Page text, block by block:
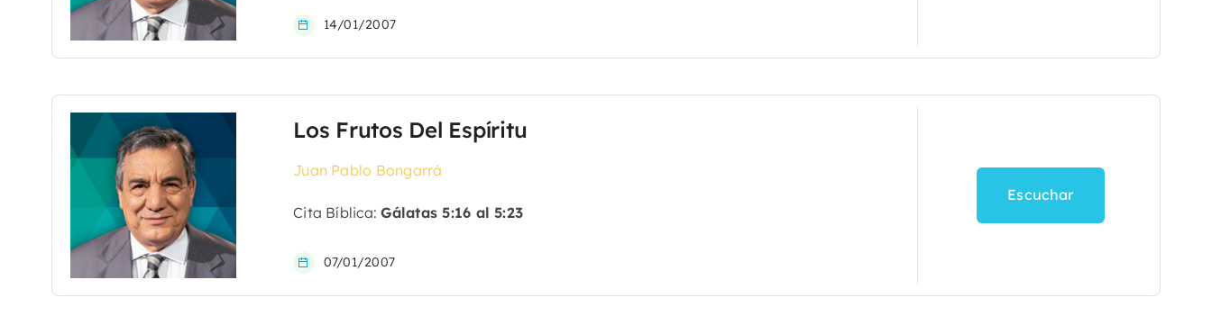
14/01/2007
Los Frutos Del Espíritu
Juan Pablo Bongarrá
Cita Bíblica:Gálatas 5:16 al 5:23
07/01/2007
Escuchar